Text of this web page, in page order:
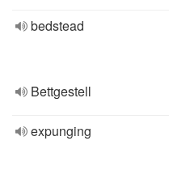
bedstead
Bettgestell
expunging